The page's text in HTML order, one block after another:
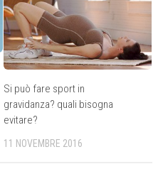
Si può fare sport in
gravidanza? quali bisogna
evitare?
11 NOVEMBRE 2016